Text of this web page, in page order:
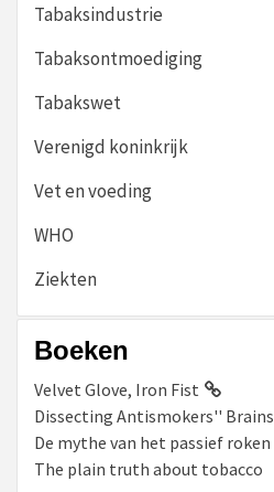
Tabaksindustrie
Tabaksontmoediging
Tabakswet
Verenigd koninkrijk
Vet en voeding
WHO
Ziekten
Boeken
Velvet Glove, Iron Fist
Dissecting Antismokers'' Brains
De mythe van het passief roken
The plain truth about tobacco